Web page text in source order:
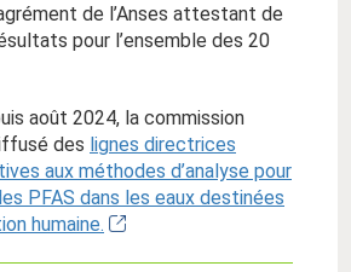
de l’Anses attestant de
pour l’ensemble des 20
août 2024, la commission
des lignes directrices
aux méthodes d’analyse pour
PFAS dans les eaux destinées
humaine.